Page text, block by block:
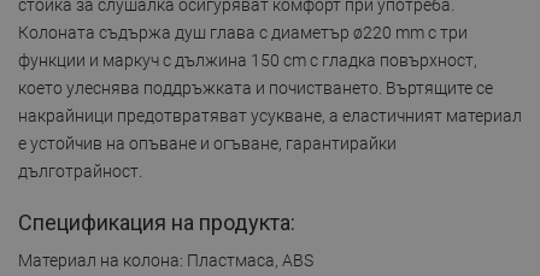
стойка за слушалка осигуряват комфорт при употреба.
Колоната съдържа душ глава с диаметър ø220 mm с три
функции и маркуч с дължина 150 cm с гладка повърхност,
което улеснява поддръжката и почистването. Въртящите се
накрайници предотвратяват усукване, а еластичният материал
е устойчив на опъване и огъване, гарантирайки
дълготрайност.
Спецификация на продукта:
Материал на колона: Пластмаса, ABS